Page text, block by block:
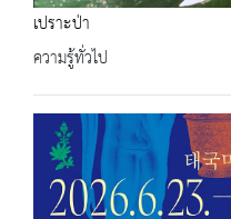
เปราะป่า
ความรู้ทั่วไป